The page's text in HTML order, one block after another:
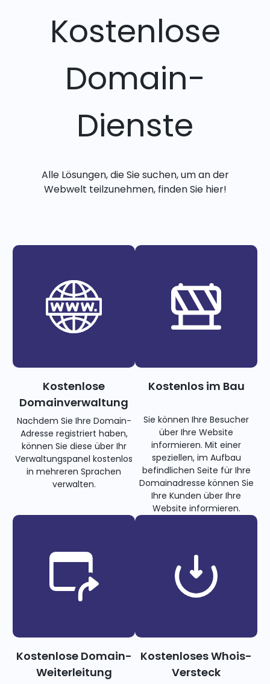
Kostenlose
Domain-
Dienste
Alle Lösungen, die Sie suchen, um an der
Webwelt teilzunehmen, finden Sie hier!
Kostenlose
Domainverwaltung
Nachdem Sie Ihre Domain-
Adresse registriert haben,
können Sie diese über Ihr
Verwaltungspanel kostenlos
in mehreren Sprachen
verwalten.
Kostenlos im Bau
Sie können Ihre Besucher
über Ihre Website
informieren. Mit einer
speziellen, im Aufbau
befindlichen Seite für Ihre
Domainadresse können Sie
Ihre Kunden über Ihre
Website informieren.
Kostenlose Domain-
Weiterleitung
Kostenloses Whois-
Versteck